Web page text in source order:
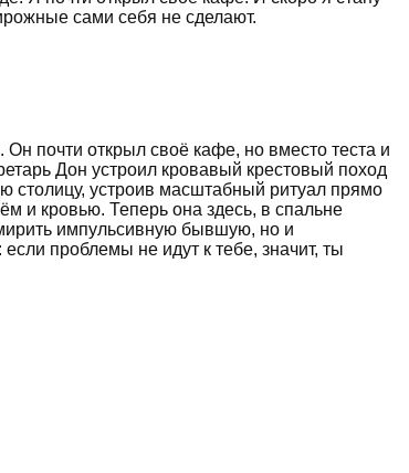
сами себя не сделают.
почти открыл своё кафе, но вместо теста и
Дон устроил кровавый крестовый поход
столицу, устроив масштабный ритуал прямо
и кровью. Теперь она здесь, в спальне
импульсивную бывшую, но и
проблемы не идут к тебе, значит, ты